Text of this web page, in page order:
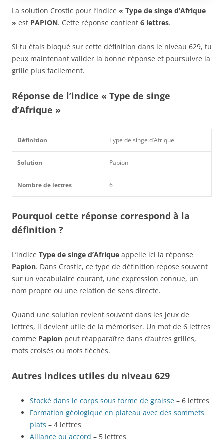
La solution Crostic pour l’indice « Type de singe d’Afrique
» est PAPION. Cette réponse contient 6 lettres.
Si tu étais bloqué sur cette définition dans le niveau 629, tu
peux maintenant valider la bonne réponse et poursuivre la
grille plus facilement.
Réponse de l’indice « Type de singe
d’Afrique »
Définition Type de singe d’Afrique
Solution Papion
Nombre de lettres 6
Pourquoi cette réponse correspond à la
définition ?
L’indice Type de singe d’Afrique appelle ici la réponse
Papion. Dans Crostic, ce type de définition repose souvent
sur un vocabulaire courant, une expression connue, un
nom propre ou une relation de sens directe.
Quand une solution revient souvent dans les jeux de
lettres, il devient utile de la mémoriser. Un mot de 6 lettres
comme Papion peut réapparaître dans d’autres grilles,
mots croisés ou mots fléchés.
Autres indices utiles du niveau 629
Stocké dans le corps sous forme de graisse – 6 lettres
Formation géologique en plateau avec des sommets
plats – 4 lettres
Alliance ou accord – 5 lettres